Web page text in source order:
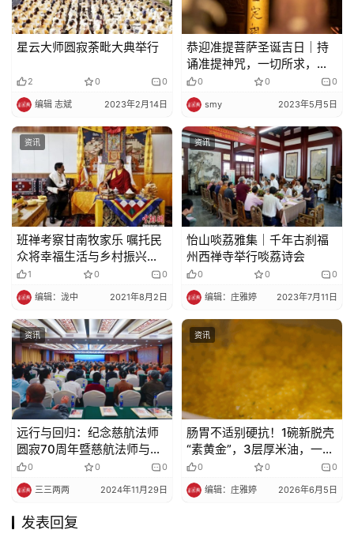
星云大师圆寂荼毗大典举行
2 0 0
编辑 志斌 2023年2月14日
恭迎准提菩萨圣诞吉日｜持
诵准提神咒，一切所求，悉
得成就！
0 0 0
smy 2023年5月5日
资讯
班禅考察甘南牧家乐 嘱托民
众将幸福生活与乡村振兴相
结合
1 0 0
编辑：泷中 2021年8月2日
资讯
怡山啖荔雅集｜千年古刹福
州西禅寺举行啖荔诗会
0 0 0
编辑：庄雅婷 2023年7月11日
资讯
远行与回归：纪念慈航法师
圆寂70周年暨慈航法师与佛
教青年研讨会活动实录
0 0 0
三三两两 2024年11月29日
资讯
肠胃不适别硬抗！1碗新脱壳
“素黄金”，3层厚米油，一次
4毛钱，养出好气色！
0 0 0
编辑：庄雅婷 2026年6月5日
发表回复